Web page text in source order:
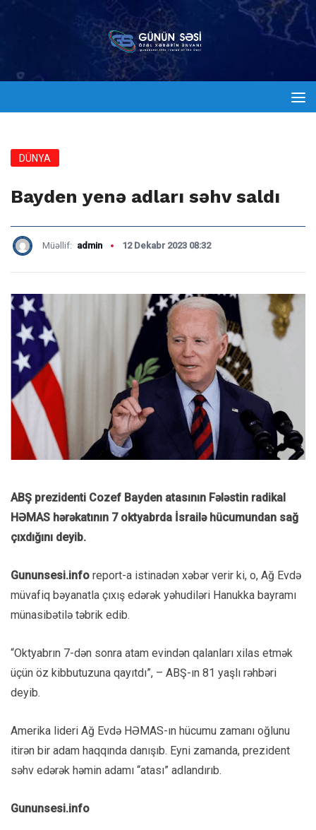
DÜNYA
Bayden yenə adları səhv saldı
Müəllif: admin 12 Dekabr 2023 08:32
ABŞ prezidenti Cozef Bayden atasının Fələstin radikal
HƏMAS hərəkatının 7 oktyabrda İsrailə hücumundan sağ
çıxdığını deyib.
Gununsesi.info report-a istinadən xəbər verir ki, o, Ağ Evdə
müvafiq bəyanatla çıxış edərək yəhudiləri Hanukka bayramı
münasibətilə təbrik edib.
“Oktyabrın 7-dən sonra atam evindən qalanları xilas etmək
üçün öz kibbutuzuna qayıtdı”, – ABŞ-ın 81 yaşlı rəhbəri
deyib.
Amerika lideri Ağ Evdə HƏMAS-ın hücumu zamanı oğlunu
itirən bir adam haqqında danışıb. Eyni zamanda, prezident
səhv edərək həmin adamı “atası” adlandırıb.
Gununsesi.info